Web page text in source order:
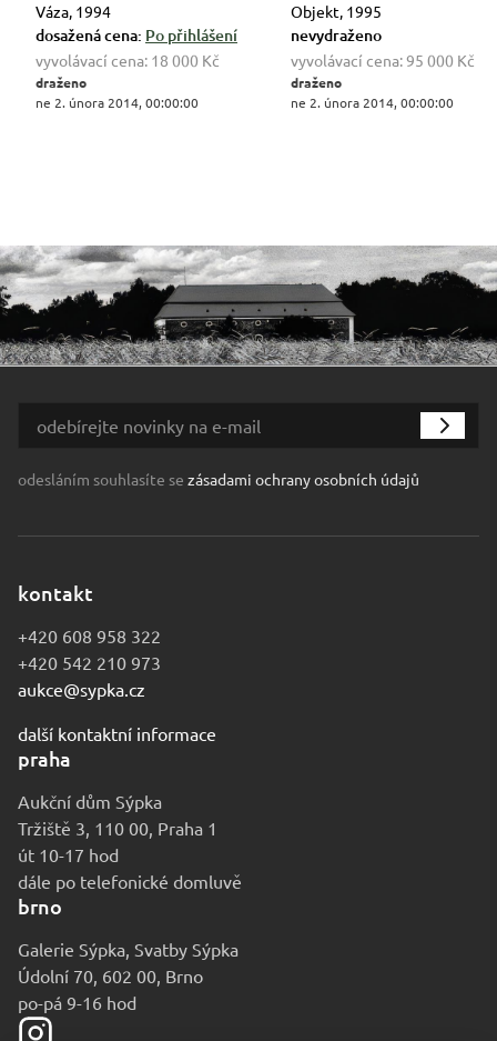
Váza, 1994
dosažená cena: Po přihlášení
vyvolávací cena: 18 000 Kč
draženo
ne 2. února 2014, 00:00:00
Objekt, 1995
nevydraženo
vyvolávací cena:95 000 Kč
draženo
ne 2. února 2014, 00:00:00
odesláním souhlasíte se zásadami ochrany osobních údajů
kontakt
+420 608 958 322
+420 542 210 973
aukce@sypka.cz
další kontaktní informace
praha
Aukční dům Sýpka
Tržiště 3, 110 00, Praha 1
út 10-17 hod
dále po telefonické domluvě
brno
Galerie Sýpka, Svatby Sýpka
Údolní 70, 602 00, Brno
po-pá 9-16 hod